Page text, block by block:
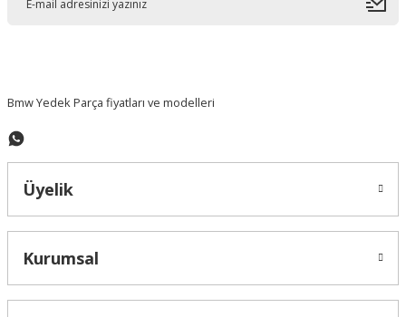
Bmw Yedek Parça fiyatları ve modelleri
Üyelik
Kurumsal